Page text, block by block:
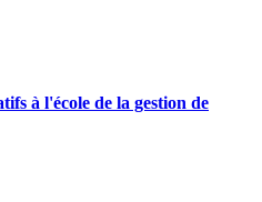
à l'école de la gestion de